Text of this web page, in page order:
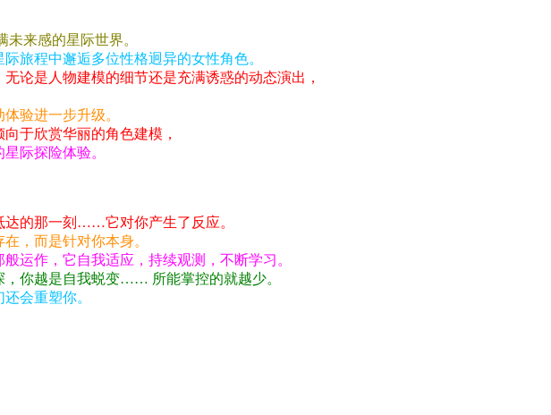
来感的星际世界。
旅程中邂逅多位性格迥异的女性角色。
论是人物建模的细节还是充满诱惑的动态演出，
验进一步升级。
于欣赏华丽的角色建模，
际探险体验。
达的那一刻……它对你产生了反应。
，而是针对你本身。
运作，它自我适应，持续观测，不断学习。
你越是自我蜕变…… 所能掌控的就越少。
会重塑你。